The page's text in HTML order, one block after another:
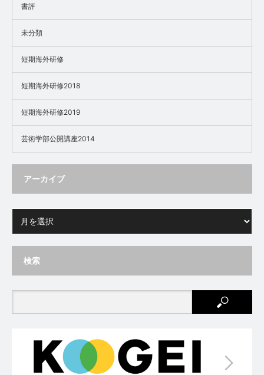
書評
未分類
短期海外研修
短期海外研修2018
短期海外研修2019
芸術学部公開講座2014
アーカイブ
検索